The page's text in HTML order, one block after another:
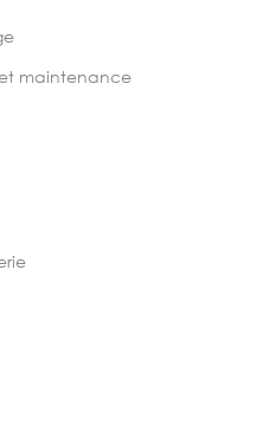
maintenance